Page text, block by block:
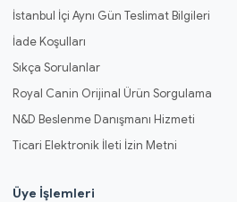
İstanbul İçi Aynı Gün Teslimat Bilgileri
İade Koşulları
Sıkça Sorulanlar
Royal Canin Orijinal Ürün Sorgulama
N&D Beslenme Danışmanı Hizmeti
Ticari Elektronik İleti İzin Metni
Üye İşlemleri